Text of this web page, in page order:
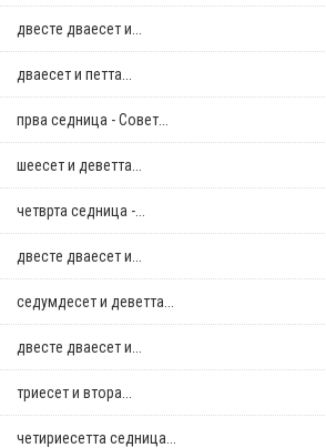
двестe дваесет и...
дваесет и петта...
прва седница - Совет...
шеесет и деветта...
четврта седница -...
двестe дваесет и...
седумдесет и деветта...
двестe дваесет и...
триесет и втора...
четириесетта седница...